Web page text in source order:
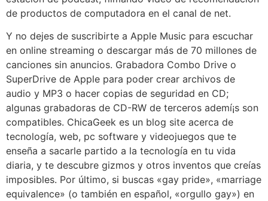
de productos de computadora en el canal de net.
Y no dejes de suscribirte a Apple Music para escuchar
en online streaming o descargar más de 70 millones de
canciones sin anuncios. Grabadora Combo Drive o
SuperDrive de Apple para poder crear archivos de
audio y MP3 o hacer copias de seguridad en CD;
algunas grabadoras de CD-RW de terceros ademí¡s son
compatibles. ChicaGeek es un blog site acerca de
tecnología, web, pc software y videojuegos que te
enseña a sacarle partido a la tecnología en tu vida
diaria, y te descubre gizmos y otros inventos que creías
imposibles. Por último, si buscas «gay pride», «marriage
equivalence» (o también en español, «orgullo gay») en